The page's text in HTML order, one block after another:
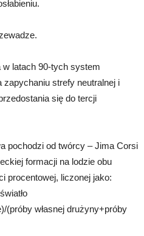
w latach 90-tych system
zapychaniu strefy neutralnej i
się do tercji
pochodzi od twórcy – Jima Corsi
formacji na lodzie obu
procentowej, liczonej jako:
(próby własnej drużyny+próby